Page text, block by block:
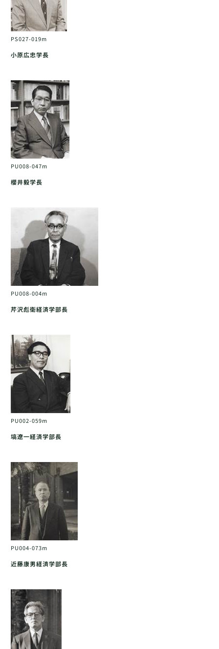
PS027-019m
小原広忠学長
PU008-047m
櫻井毅学長
PU008-004m
芹沢彪衛経済学部長
PU002-059m
塙遼一経済学部長
PU004-073m
近藤康男経済学部長